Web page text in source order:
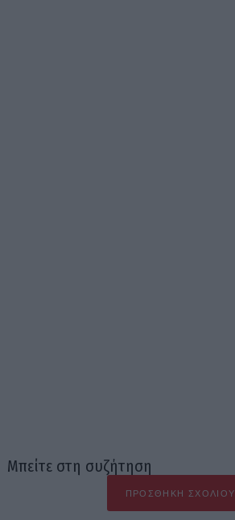
Μπείτε στη συζήτηση
ΠΡΟΣΘΉΚΗ ΣΧΟΛΊΟΥ